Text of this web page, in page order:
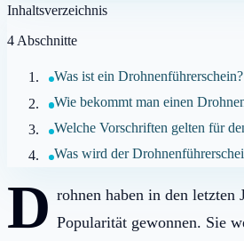
Inhaltsverzeichnis
4 Abschnitte
Was ist ein Drohnenführerschein?
Wie bekommt man einen
Welche Vorschriften gelten für
Was wird der
D rohnen haben in den letzten
Popularität gewonnen. Sie